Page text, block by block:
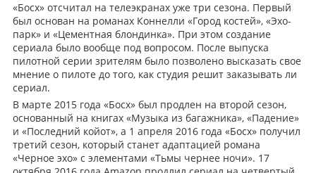
«Босх» отcчитал на телеэкранах уже три сезона. Первый
был основан на романах Коннелли «Город костей», «Эхо-
парк» и «Цементная блондинка». При этом создание
сериала было вообще под вопросом. После выпуска
пилотной серии зрителям было позволено высказать свое
мнение о пилоте до того, как студия решит заказывать ли
сериал.
В марте 2015 года «Босх» был продлен на второй сезон,
основанный на книгах «Музыка из багажника», «Падение»
и «Последний койот», а 1 апреля 2016 года «Босх» получил
третий сезон, который станет адаптацией романа
«Черное эхо» с элементами «Тьмы чернее ночи». 17